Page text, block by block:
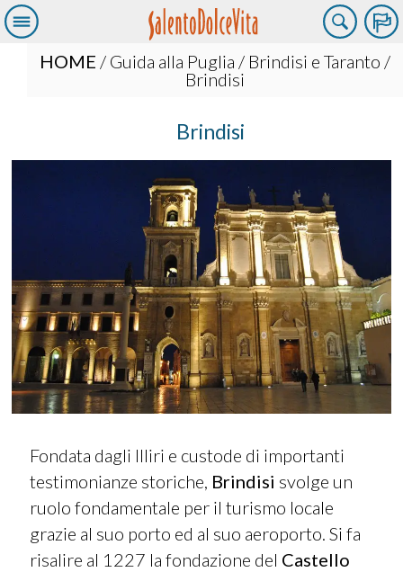
HOME / Guida alla Puglia / Brindisi e Taranto /
Brindisi
Brindisi
Fondata dagli Illiri e custode di importanti
testimonianze storiche, Brindisi svolge un
ruolo fondamentale per il turismo locale
grazie al suo porto ed al suo aeroporto. Si fa
risalire al 1227 la fondazione del Castello